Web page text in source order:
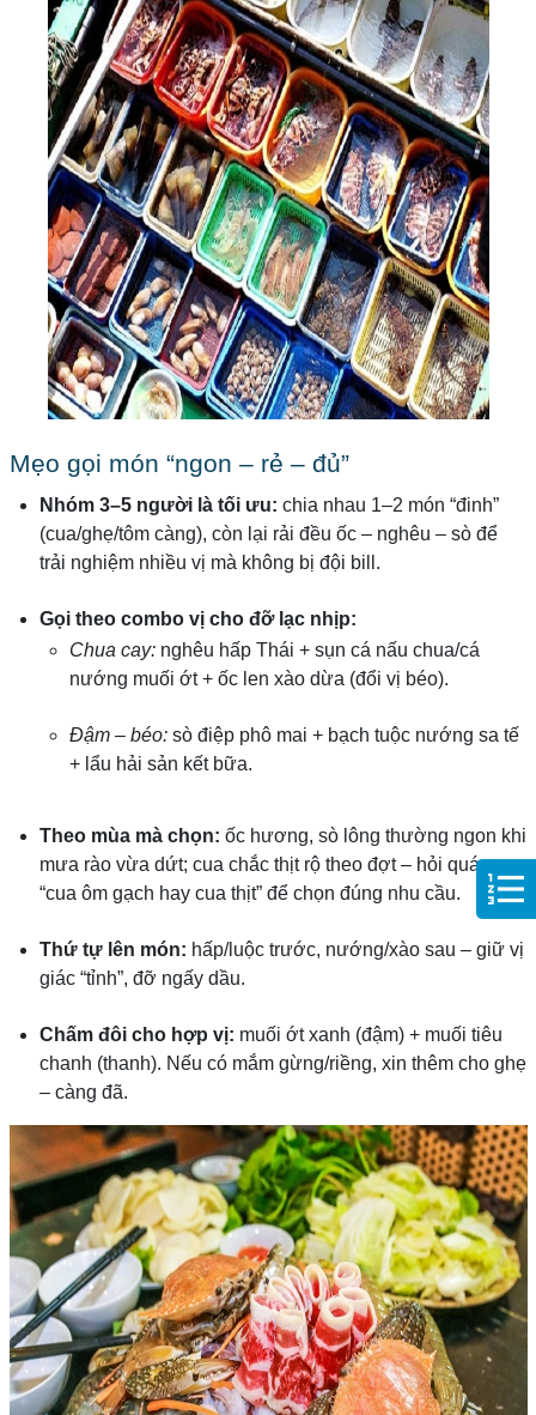
Mẹo gọi món “ngon – rẻ – đủ”
Nhóm 3–5 người là tối ưu: chia nhau 1–2 món “đinh”
(cua/ghẹ/tôm càng), còn lại rải đều ốc – nghêu – sò để
trải nghiệm nhiều vị mà không bị đội bill.
Gọi theo combo vị cho đỡ lạc nhịp:
Chua cay:nghêu hấp Thái + sụn cá nấu chua/cá
nướng muối ớt + ốc len xào dừa (đổi vị béo).
Đậm – béo:sò điệp phô mai + bạch tuộc nướng sa tế
+ lẩu hải sản kết bữa.
Theo mùa mà chọn: ốc hương, sò lông thường ngon khi
mưa rào vừa dứt; cua chắc thịt rộ theo đợt – hỏi quán
“cua ôm gạch hay cua thịt” để chọn đúng nhu cầu.
Thứ tự lên món: hấp/luộc trước, nướng/xào sau – giữ vị
giác “tỉnh”, đỡ ngấy dầu.
Chấm đôi cho hợp vị: muối ớt xanh (đậm) + muối tiêu
chanh (thanh). Nếu có mắm gừng/riềng, xin thêm cho ghẹ
– càng đã.